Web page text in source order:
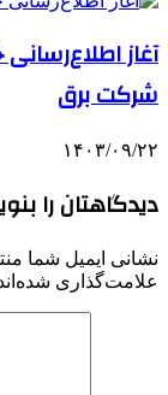
آغاز
شرکت برق
۱۴۰۳/۰۹/۲۲
دیدگاهتان را
نشانی ایمیل شما
علامت‌گذاری